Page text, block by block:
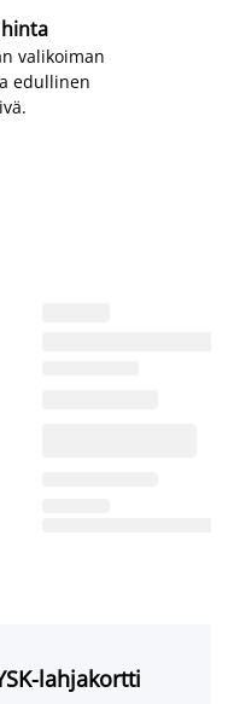
valikoiman
edullinen
lahjakortti